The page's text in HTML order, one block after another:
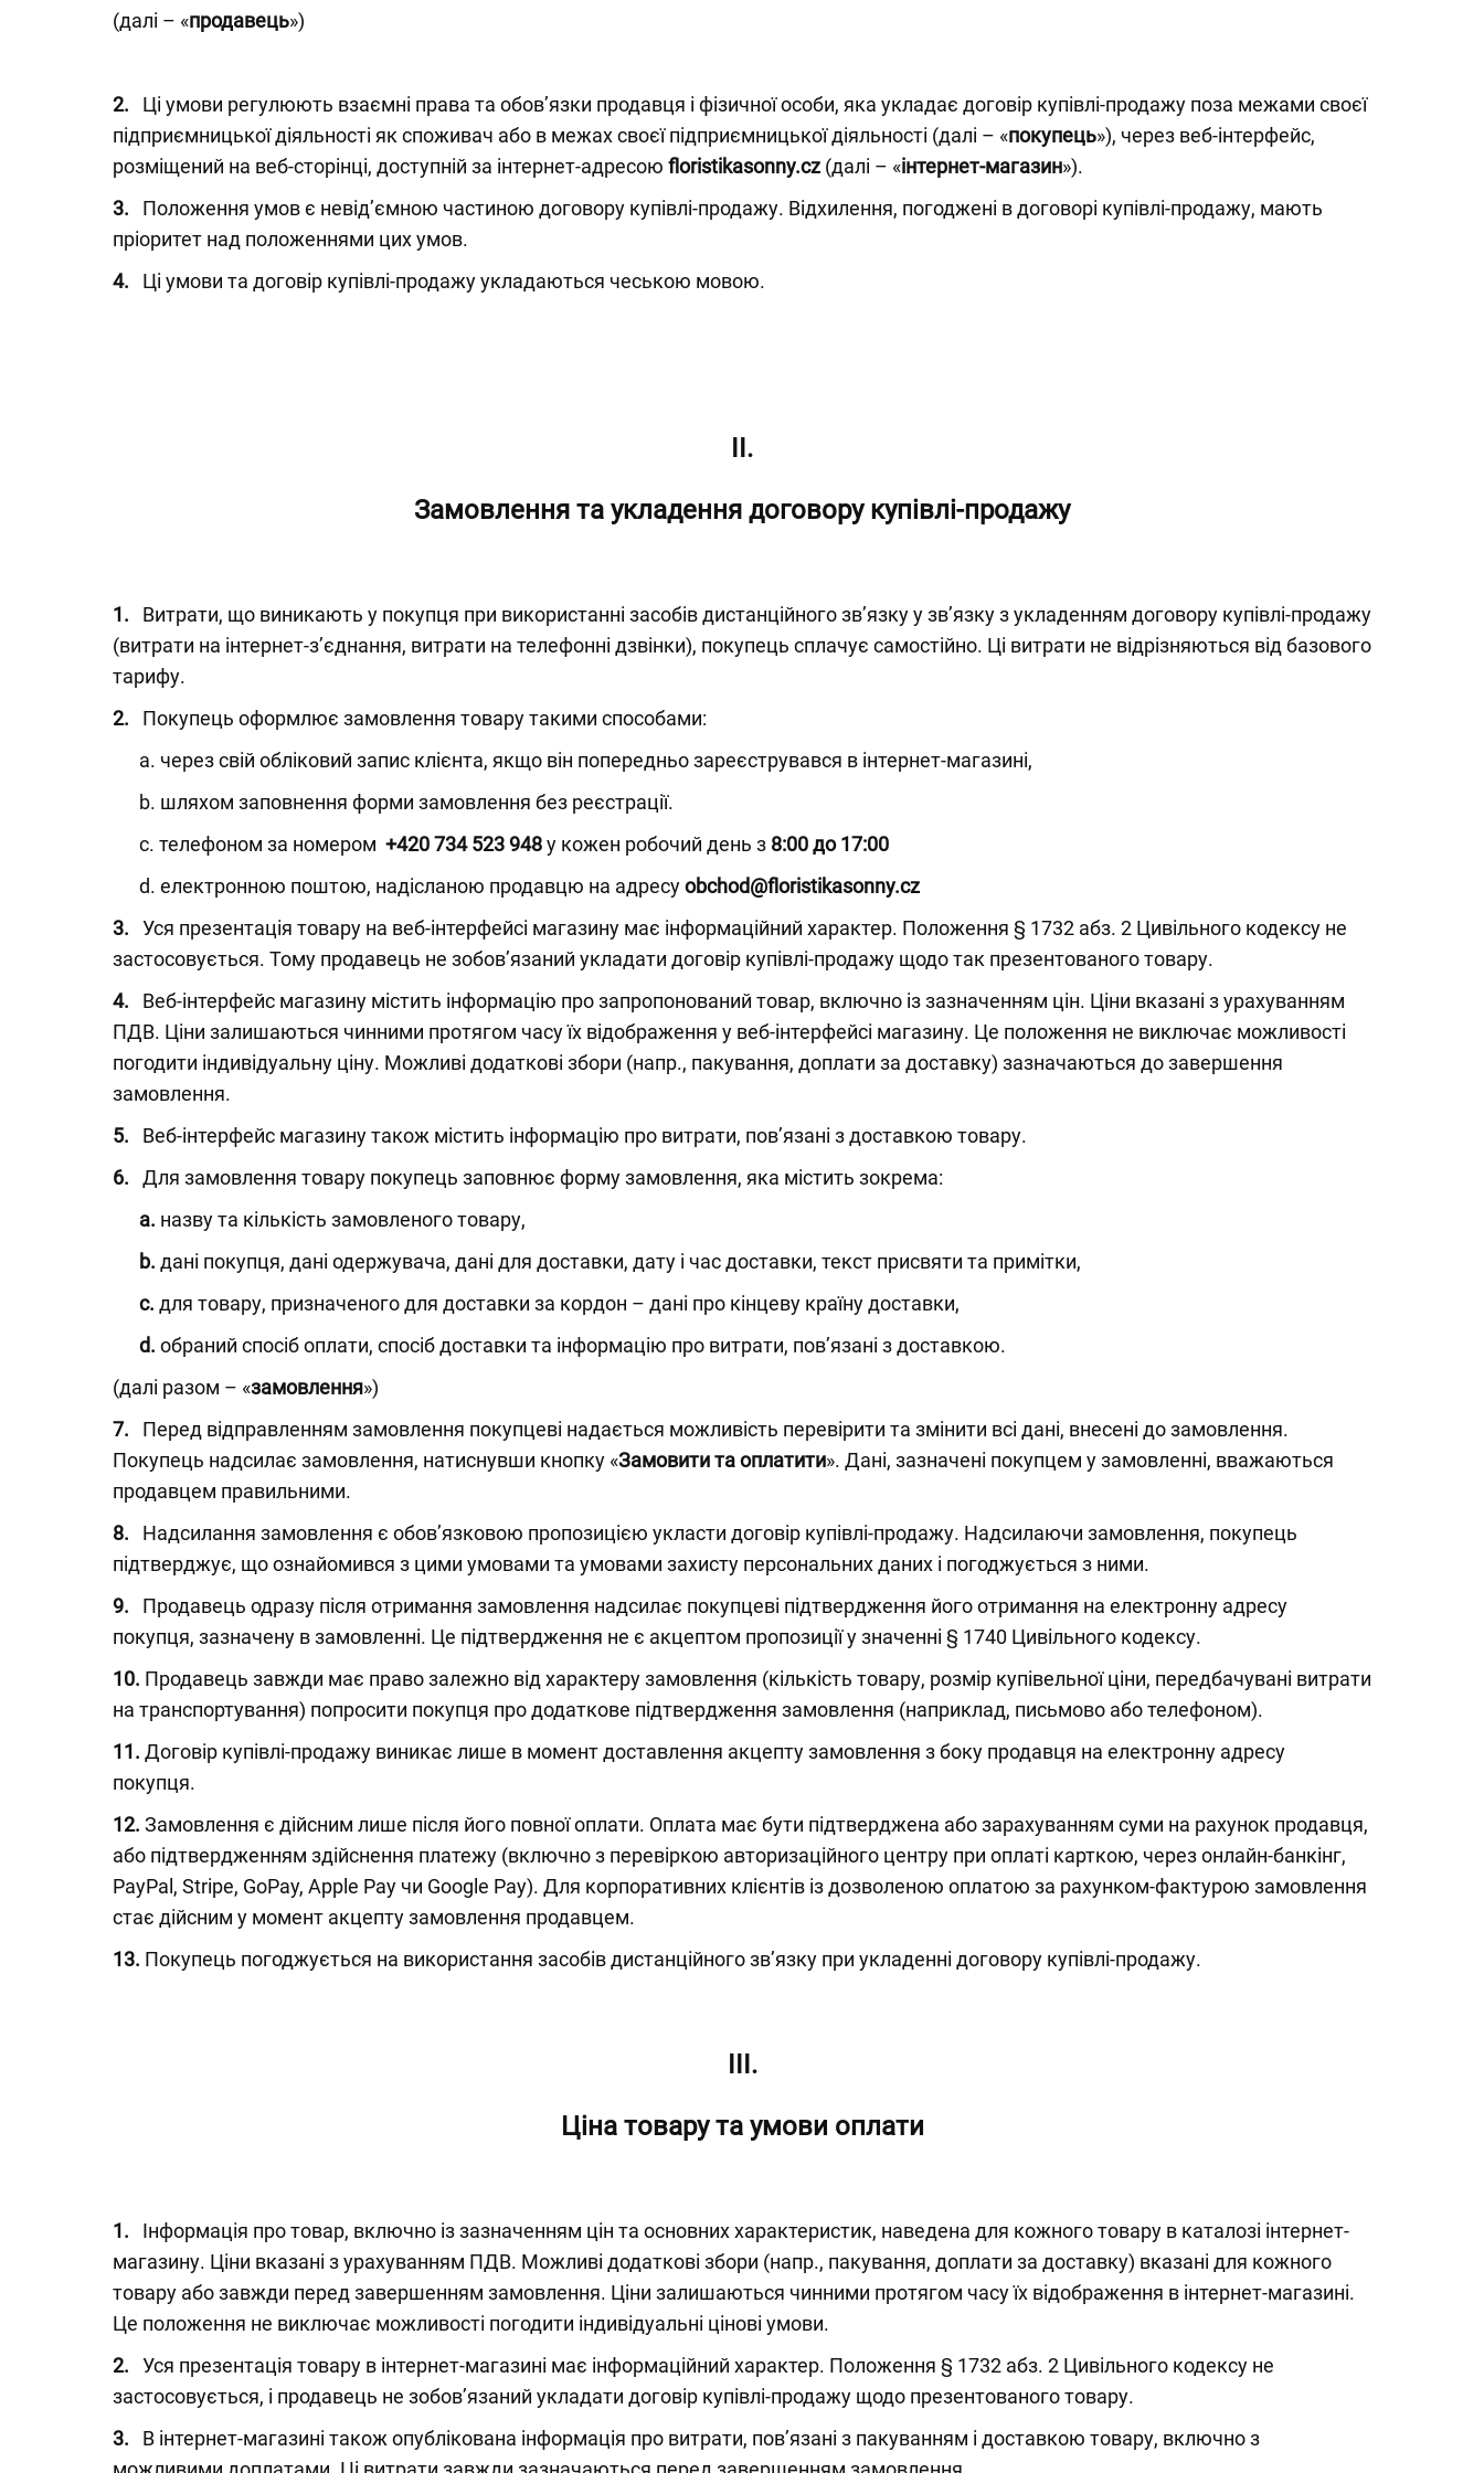
(далі – «продавець»)
2. Ці умови регулюють взаємні права та обов’язки продавця і фізичної особи, яка укладає договір купівлі-продажу поза межами своєї
підприємницької діяльності як споживач або в межах своєї підприємницької діяльності (далі – «покупець»), через веб-інтерфейс,
розміщений на веб-сторінці, доступній за інтернет-адресою floristikasonny.cz (далі – «інтернет-магазин»).
3. Положення умов є невід’ємною частиною договору купівлі-продажу. Відхилення, погоджені в договорі купівлі-продажу, мають
пріоритет над положеннями цих умов.
4. Ці умови та договір купівлі-продажу укладаються чеською мовою.
II.
Замовлення та укладення договору купівлі-продажу
1. Витрати, що виникають у покупця при використанні засобів дистанційного зв’язку у зв’язку з укладенням договору купівлі-продажу
(витрати на інтернет-з’єднання, витрати на телефонні дзвінки), покупець сплачує самостійно. Ці витрати не відрізняються від базового
тарифу.
2. Покупець оформлює замовлення товару такими способами:
a. через свій обліковий запис клієнта, якщо він попередньо зареєструвався в інтернет-магазині,
b. шляхом заповнення форми замовлення без реєстрації.
c. телефоном за номером +420 734 523 948у кожен робочий день з 8:00 до 17:00
d. електронною поштою, надісланою продавцю на адресуobchod@floristikasonny.cz
3. Уся презентація товару на веб-інтерфейсі магазину має інформаційний характер. Положення § 1732 абз. 2 Цивільного кодексу не
застосовується. Тому продавець не зобов’язаний укладати договір купівлі-продажу щодо так презентованого товару.
4. Веб-інтерфейс магазину містить інформацію про запропонований товар, включно із зазначенням цін. Ціни вказані з урахуванням
ПДВ. Ціни залишаються чинними протягом часу їх відображення у веб-інтерфейсі магазину. Це положення не виключає можливості
погодити індивідуальну ціну. Можливі додаткові збори (напр., пакування, доплати за доставку) зазначаються до завершення
замовлення.
5. Веб-інтерфейс магазину також містить інформацію про витрати, пов’язані з доставкою товару.
6.
Для замовлення товару покупець заповнює форму замовлення, яка містить зокрема:
a. назву та кількість замовленого товару,
b. дані покупця, дані одержувача, дані для доставки, дату і час доставки, текст присвяти та примітки,
c. для товару, призначеного для доставки за кордон – дані про кінцеву країну доставки,
d. обраний спосіб оплати, спосіб доставки та інформацію про витрати, пов’язані з доставкою.
(далі разом – «замовлення»)
7. Перед відправленням замовлення покупцеві надається можливість перевірити та змінити всі дані, внесені до замовлення.
Покупець надсилає замовлення, натиснувши кнопку «Замовити та оплатити». Дані, зазначені покупцем у замовленні, вважаються
продавцем правильними.
8.
Надсилання замовлення є обов’язковою пропозицією укласти договір купівлі-продажу. Надсилаючи замовлення, покупець
підтверджує, що ознайомився з цими умовами та умовами захисту персональних даних і погоджується з ними.
9. Продавець одразу після отримання замовлення надсилає покупцеві підтвердження його отримання на електронну адресу
покупця, зазначену в замовленні. Це підтвердження не є акцептом пропозиції у значенні § 1740 Цивільного кодексу.
10. Продавець завжди має право залежно від характеру замовлення (кількість товару, розмір купівельної ціни, передбачувані витрати
на транспортування) попросити покупця про додаткове підтвердження замовлення (наприклад, письмово або телефоном).
11. Договір купівлі-продажу виникає лише в момент доставлення акцепту замовлення з боку продавця на електронну адресу
покупця.
12. Замовлення є дійсним лише після його повної оплати. Оплата має бути підтверджена або зарахуванням суми на рахунок продавця,
або підтвердженням здійснення платежу (включно з перевіркою авторизаційного центру при оплаті карткою, через онлайн-банкінг,
PayPal, Stripe, GoPay, Apple Pay чи Google Pay). Для корпоративних клієнтів із дозволеною оплатою за рахунком-фактурою замовлення
стає дійсним у момент акцепту замовлення продавцем.
13. Покупець погоджується на використання засобів дистанційного зв’язку при укладенні договору купівлі-продажу.
III.
Ціна товару та умови оплати
1. Інформація про товар, включно із зазначенням цін та основних характеристик, наведена для кожного товару в каталозі інтернет-
магазину. Ціни вказані з урахуванням ПДВ. Можливі додаткові збори (напр., пакування, доплати за доставку) вказані для кожного
товару або завжди перед завершенням замовлення. Ціни залишаються чинними протягом часу їх відображення в інтернет-магазині.
Це положення не виключає можливості погодити індивідуальні цінові умови.
2.
Уся презентація товару в інтернет-магазині має інформаційний характер. Положення § 1732 абз. 2 Цивільного кодексу не
застосовується, і продавець не зобов’язаний укладати договір купівлі-продажу щодо презентованого товару.
3.
В інтернет-магазині також опублікована інформація про витрати, пов’язані з пакуванням і доставкою товару, включно з